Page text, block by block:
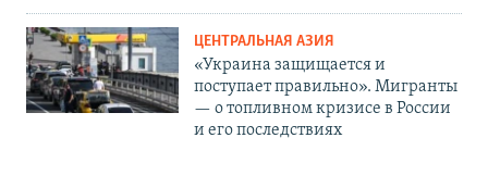
ЦЕНТРАЛЬНАЯ АЗИЯ
«Украина защищается и
поступает правильно». Мигранты
— о топливном кризисе в России
и его последствиях